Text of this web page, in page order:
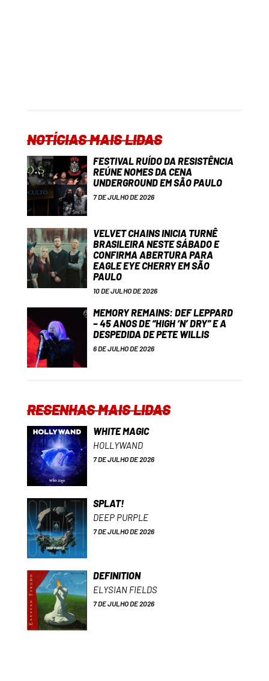
NOTÍCIAS MAIS LIDAS
FESTIVAL RUÍDO DA RESISTÊNCIA
REÚNE NOMES DA CENA
UNDERGROUND EM SÃO PAULO
7 DE JULHO DE 2026
VELVET CHAINS INICIA TURNÊ
BRASILEIRA NESTE SÁBADO E
CONFIRMA ABERTURA PARA
EAGLE EYE CHERRY EM SÃO
PAULO
10 DE JULHO DE 2026
MEMORY REMAINS: DEF LEPPARD
– 45 ANOS DE “HIGH ‘N’ DRY” E A
DESPEDIDA DE PETE WILLIS
6 DE JULHO DE 2026
RESENHAS MAIS LIDAS
WHITE MAGIC
HOLLYWAND
7 DE JULHO DE 2026
SPLAT!
DEEP PURPLE
7 DE JULHO DE 2026
DEFINITION
ELYSIAN FIELDS
7 DE JULHO DE 2026